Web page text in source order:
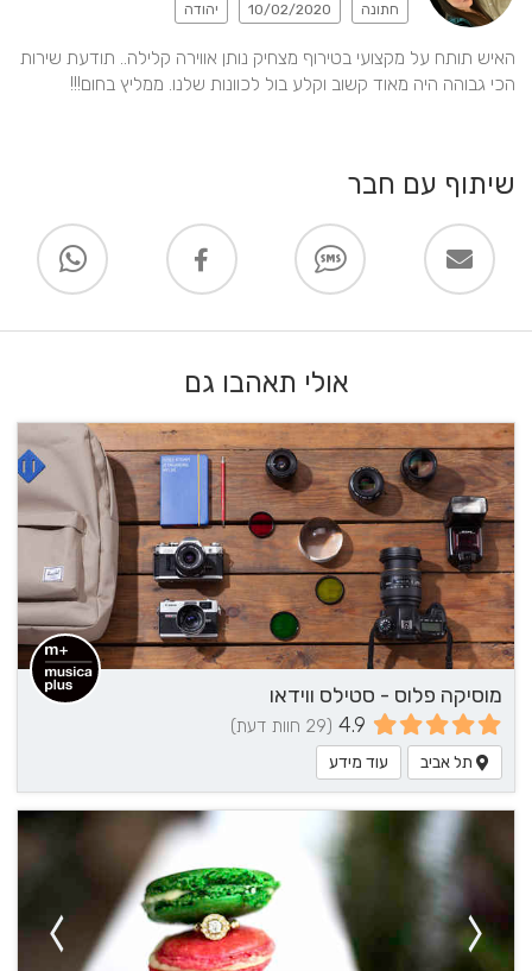
חתונה 10/02/2020 יהודה
הכי גבוהה היה מאוד קשוב וקלע בול לכוונות שלנו. ממליץ בחום!!!
שיתוף עם חבר
אולי תאהבו גם
מוסיקה פלוס - סטילס ווידאו
4.9 (29 חוות דעת)
תל אביב עוד מידע